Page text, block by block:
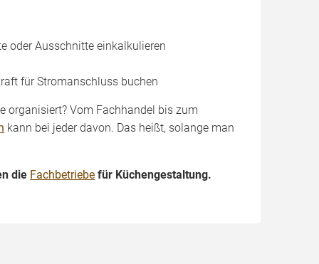
oder Ausschnitte einkalkulieren
für Stromanschluss buchen
organisiert? Vom Fachhandel bis zum
kann bei jeder davon. Das heißt, solange man
die Fachbetriebe für Küchengestaltung.